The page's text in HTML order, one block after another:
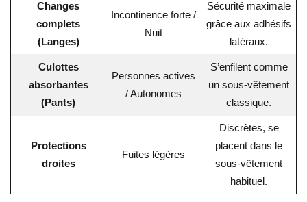
Changes
complets
(Langes)
Incontinence forte /
Nuit
Sécurité maximale
grâce aux adhésifs
latéraux.
Culottes
absorbantes
(Pants)
Personnes actives
/ Autonomes
S’enfilent comme
un sous-vêtement
classique.
Protections
droites
Fuites légères
Discrètes, se
placent dans le
sous-vêtement
habituel.